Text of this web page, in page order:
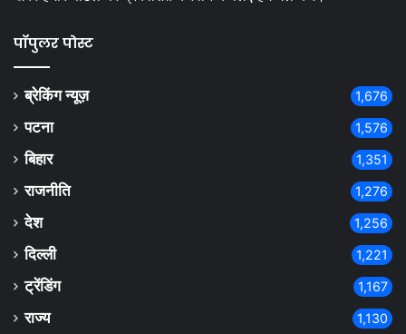
पॉपुलर पोस्ट
ब्रेकिंग न्यूज़ 1,676
पटना 1,576
बिहार 1,351
राजनीति 1,276
देश 1,256
दिल्ली 1,221
ट्रेंडिंग 1,167
राज्य 1,130